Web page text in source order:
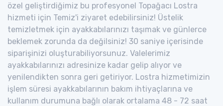
özel geliştirdiğimiz bu profesyonel Topağacı Lostra
hizmeti için Temiz'i ziyaret edebilirsiniz! Üstelik
temizletmek için ayakkabılarınızı taşımak ve günlerce
beklemek zorunda da değilsiniz! 30 saniye içerisinde
siparişinizi oluşturabiliyorsunuz. Valelerimiz
ayakkabılarınızı adresinize kadar gelip alıyor ve
yenilendikten sonra geri getiriyor. Lostra hizmetimizin
işlem süresi ayakkabılarının bakım ihtiyaçlarına ve
kullanım durumuna bağlı olarak ortalama 48 - 72 saat